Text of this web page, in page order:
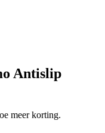
Antislip
meer korting.